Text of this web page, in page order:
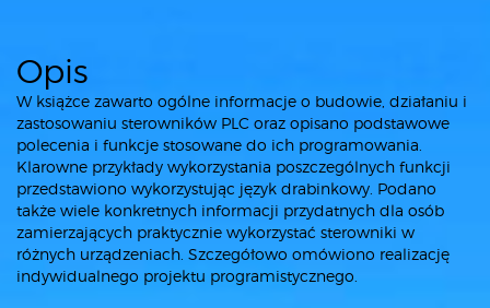
Opis
W książce zawarto ogólne informacje o budowie, działaniu i
zastosowaniu sterowników PLC oraz opisano podstawowe
polecenia i funkcje stosowane do ich programowania.
Klarowne przykłady wykorzystania poszczególnych funkcji
przedstawiono wykorzystując język drabinkowy. Podano
także wiele konkretnych informacji przydatnych dla osób
zamierzających praktycznie wykorzystać sterowniki w
różnych urządzeniach. Szczegółowo omówiono realizację
indywidualnego projektu programistycznego.